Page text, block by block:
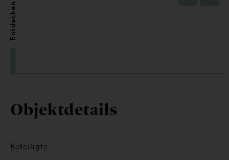
Entdecken
Objektdetails
Beteiligte